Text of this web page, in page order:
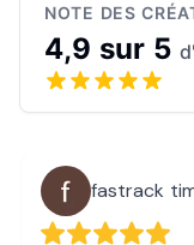
NOTE DES
4,9 sur 5